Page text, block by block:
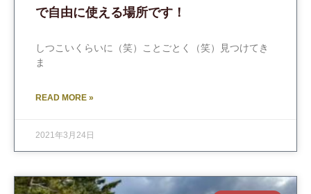
で自由に使える場所です！
しつこいくらいに（笑）ことごとく（笑）見つけてき
ま
READ MORE »
2021年3月24日